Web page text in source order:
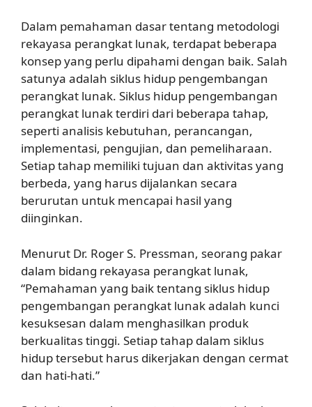
Dalam pemahaman dasar tentang metodologi
rekayasa perangkat lunak, terdapat beberapa
konsep yang perlu dipahami dengan baik. Salah
satunya adalah siklus hidup pengembangan
perangkat lunak. Siklus hidup pengembangan
perangkat lunak terdiri dari beberapa tahap,
seperti analisis kebutuhan, perancangan,
implementasi, pengujian, dan pemeliharaan.
Setiap tahap memiliki tujuan dan aktivitas yang
berbeda, yang harus dijalankan secara
berurutan untuk mencapai hasil yang
diinginkan.
Menurut Dr. Roger S. Pressman, seorang pakar
dalam bidang rekayasa perangkat lunak,
“Pemahaman yang baik tentang siklus hidup
pengembangan perangkat lunak adalah kunci
kesuksesan dalam menghasilkan produk
berkualitas tinggi. Setiap tahap dalam siklus
hidup tersebut harus dikerjakan dengan cermat
dan hati-hati.”